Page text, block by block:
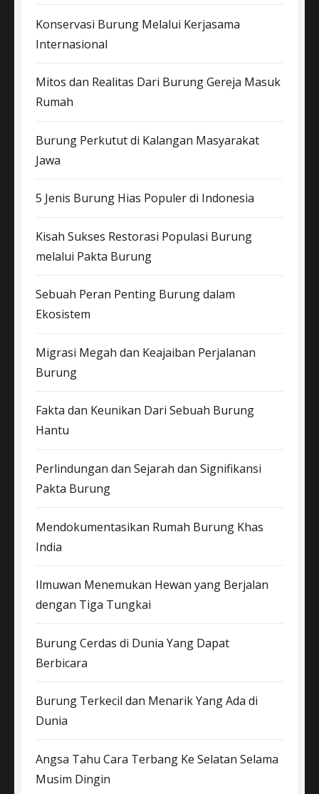
Konservasi Burung Melalui Kerjasama
Internasional
Mitos dan Realitas Dari Burung Gereja Masuk
Rumah
Burung Perkutut di Kalangan Masyarakat
Jawa
5 Jenis Burung Hias Populer di Indonesia
Kisah Sukses Restorasi Populasi Burung
melalui Pakta Burung
Sebuah Peran Penting Burung dalam
Ekosistem
Migrasi Megah dan Keajaiban Perjalanan
Burung
Fakta dan Keunikan Dari Sebuah Burung
Hantu
Perlindungan dan Sejarah dan Signifikansi
Pakta Burung
Mendokumentasikan Rumah Burung Khas
India
Ilmuwan Menemukan Hewan yang Berjalan
dengan Tiga Tungkai
Burung Cerdas di Dunia Yang Dapat
Berbicara
Burung Terkecil dan Menarik Yang Ada di
Dunia
Angsa Tahu Cara Terbang Ke Selatan Selama
Musim Dingin